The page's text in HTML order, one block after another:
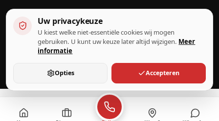
Ontworpen doorHebora
Hebora
Gebruiksvoorwaarden
Cookie-instellingen
Uw privacykeuze
U kiest welke niet-essentiële cookies wij mogen
gebruiken. U kunt uw keuze later altijd wijzigen. Meer
informatie
Opties Accepteren